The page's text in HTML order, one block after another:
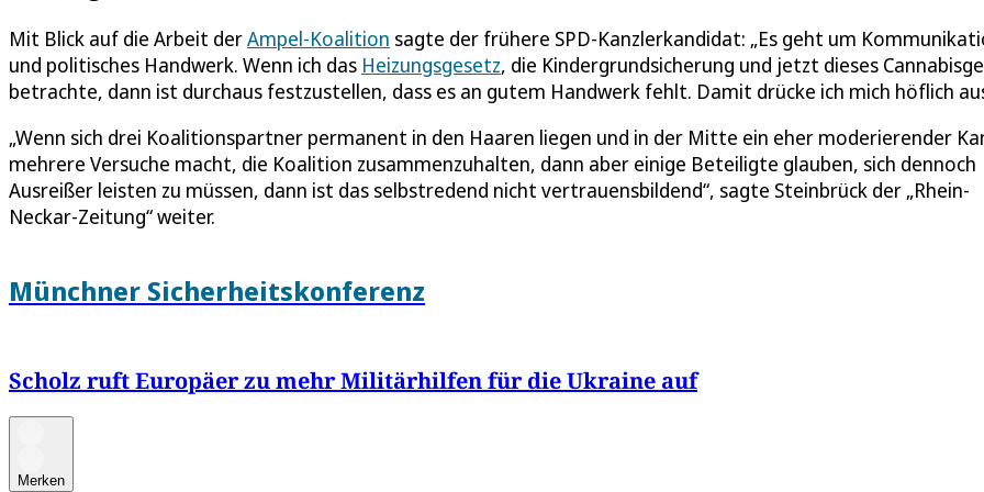
Mit Blick auf die Arbeit derAmpel-Koalition sagte der frühere SPD-Kanzlerkandidat: „Es geht um
und politisches Handwerk. Wenn ich das Heizungsgesetz, die Kindergrundsicherung und jetzt dieses
betrachte, dann ist durchaus festzustellen, dass es an gutem Handwerk fehlt. Damit drücke ich mich höflich
„Wenn sich drei Koalitionspartner permanent in den Haaren liegen und in der Mitte ein eher moderierender
mehrere Versuche macht, die Koalition zusammenzuhalten, dann aber einige Beteiligte glauben, sich dennoch
Ausreißer leisten zu müssen, dann ist das selbstredend nicht vertrauensbildend“, sagte Steinbrück der „Rhein-
Neckar-Zeitung“ weiter.
Münchner Sicherheitskonferenz
Scholz ruft Europäer zu mehr Militärhilfen für die Ukraine auf
Merken